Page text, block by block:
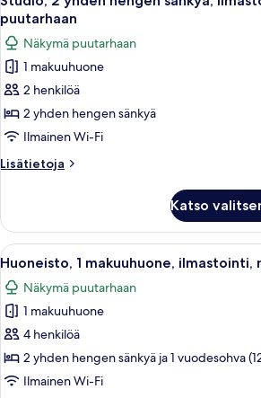
kaikki
huonetyypin
Studio,
2
yhden
hengen
sänkyä,
ilmastointi,
näköala
kuvat
puutarhaan
Näkymä puutarhaan
1 makuuhuone
2 henkilöä
2 yhden hengen sänkyä
Ilmainen Wi-Fi
Lisätietoja
Lisätietoja
yhden
hengen
sänkyä,
ilmastointi,
näköala
puutarhaan
Katso
Avaa
kaikki
huonetyypin
Huoneisto,
1
makuuhuone,
ilmastointi,
13
Huoneisto, 1 makuuhuone, ilmastointi,
Näkymä puutarhaan
1 makuuhuone
4 henkilöä
2 yhden hengen sänkyä ja 1 vuodesohva
Ilmainen Wi-Fi